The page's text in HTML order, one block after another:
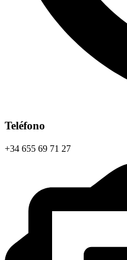
Teléfono
+34 655 69 71 27